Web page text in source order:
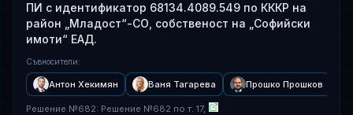
ПИ с идентификатор 68134.4089.549 по КККР на
район „Младост“-СО, собственост на „Софийски
имоти“ ЕАД.
Съвносители:
Антон Хекимян Ваня Тагарева Прошко Прошков
Решение №682: Решение №682 по т. 17,